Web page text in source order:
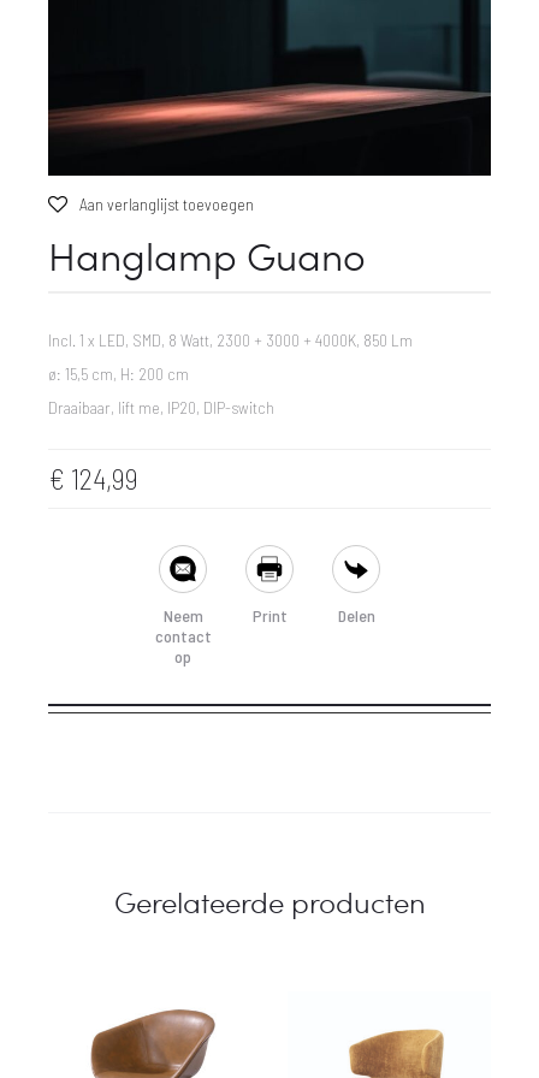
Aan verlanglijst toevoegen
Hanglamp Guano
Incl. 1 x LED, SMD, 8 Watt, 2300 + 3000 + 4000K, 850 Lm
ø: 15,5 cm, H: 200 cm
Draaibaar, lift me, IP20, DIP-switch
€ 124,99
Neem
contact
op
Print Delen
Gerelateerde producten